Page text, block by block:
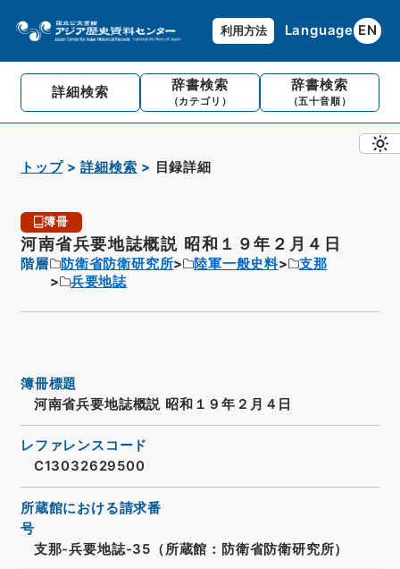
利用方法 Language EN
詳細検索 辞書検索
（カテゴリ）
辞書検索
（五十音順）
トップ 詳細検索 目録詳細
簿冊
河南省兵要地誌概説 昭和１９年２月４日
階層 防衛省防衛研究所 陸軍一般史料
支那
兵要地誌
簿冊標題
河南省兵要地誌概説 昭和１９年２月４日
レファレンスコード
C13032629500
所蔵館における請求番
号
支那-兵要地誌-35（所蔵館：防衛省防衛研究所）